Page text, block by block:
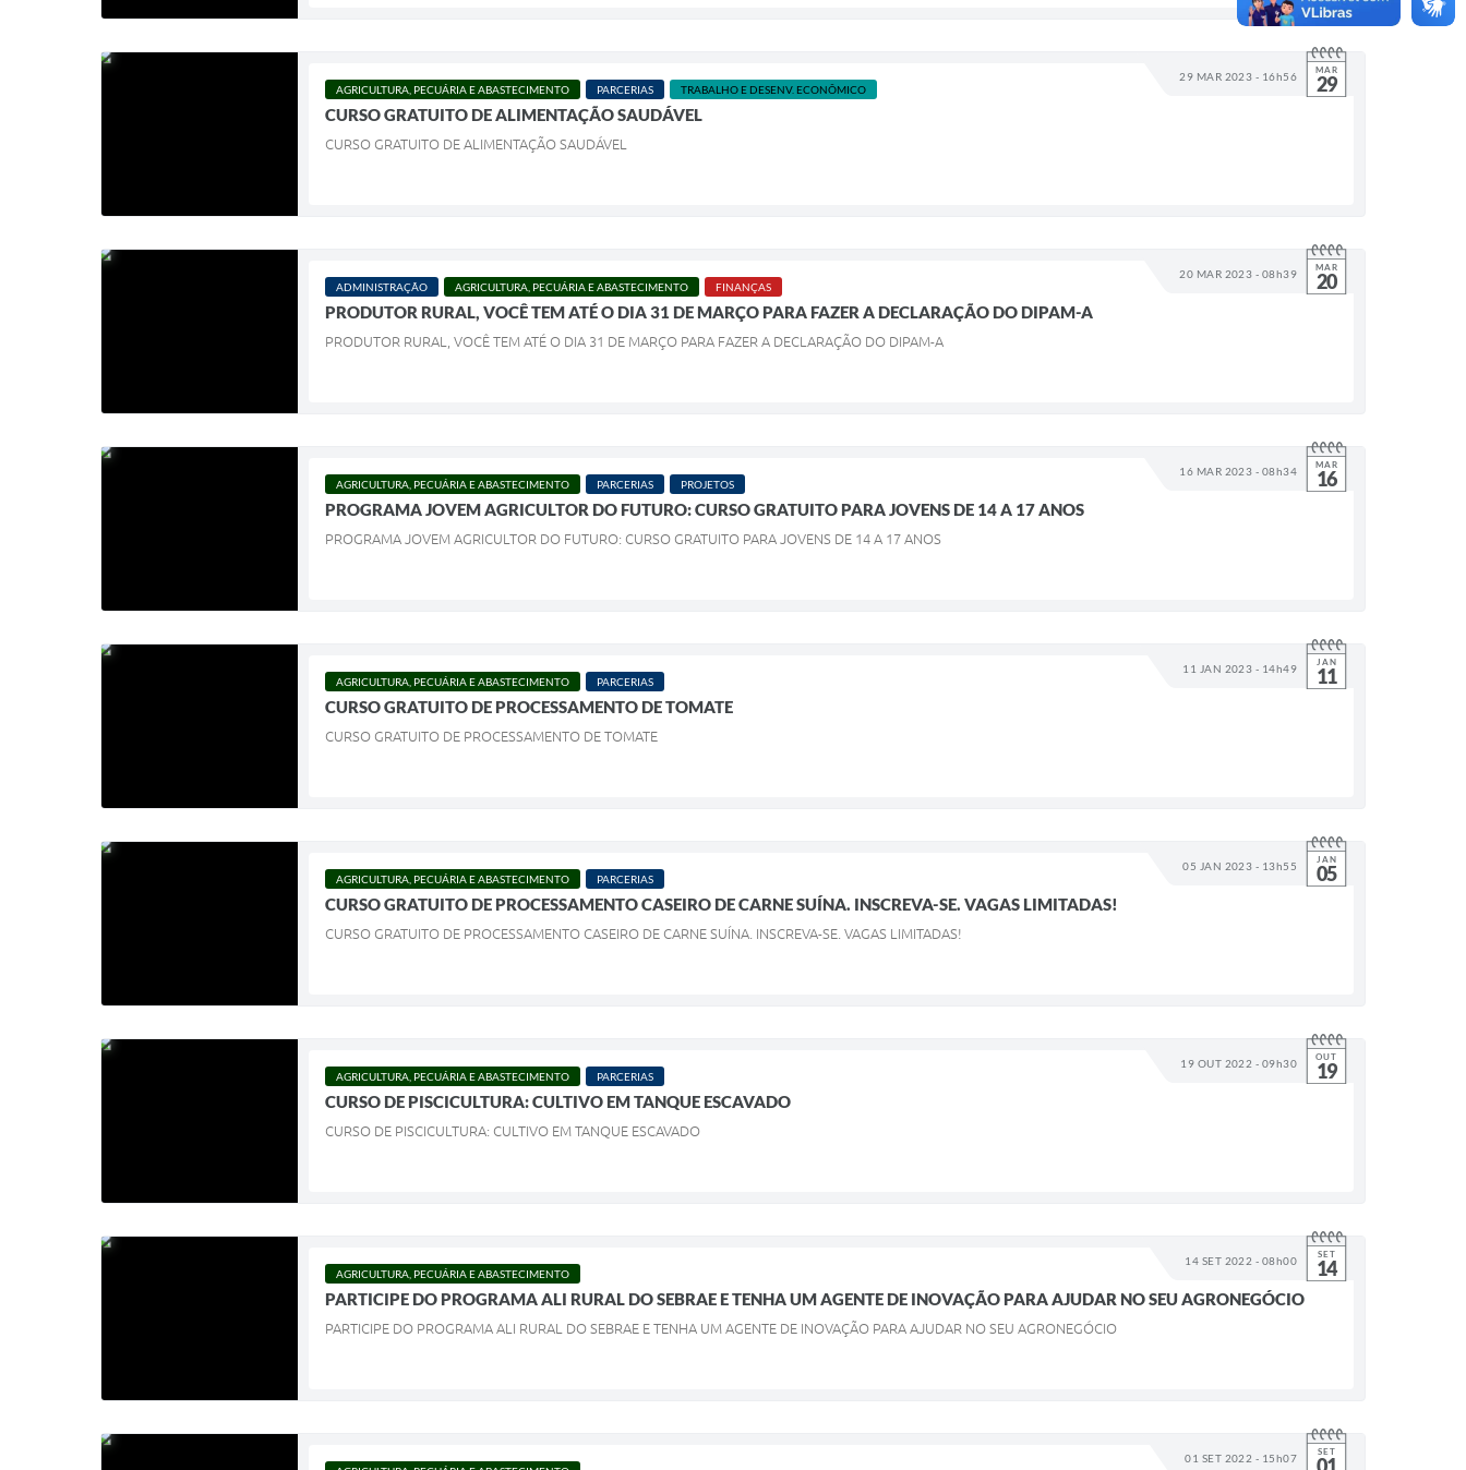
29 MAR 2023 - 16h56 MAR
29
AGRICULTURA, PECUÁRIA E ABASTECIMENTO PARCERIAS TRABALHO E DESENV. ECONÔMICO
CURSO GRATUITO DE ALIMENTAÇÃO SAUDÁVEL
CURSO GRATUITO DE ALIMENTAÇÃO SAUDÁVEL
20 MAR 2023 - 08h39 MAR
20
ADMINISTRAÇÃO AGRICULTURA, PECUÁRIA E ABASTECIMENTO FINANÇAS
PRODUTOR RURAL, VOCÊ TEM ATÉ O DIA 31 DE MARÇO PARA FAZER A DECLARAÇÃO DO DIPAM-A
PRODUTOR RURAL, VOCÊ TEM ATÉ O DIA 31 DE MARÇO PARA FAZER A DECLARAÇÃO DO DIPAM-A
16 MAR 2023 - 08h34 MAR
16
AGRICULTURA, PECUÁRIA E ABASTECIMENTO PARCERIAS PROJETOS
PROGRAMA JOVEM AGRICULTOR DO FUTURO: CURSO GRATUITO PARA JOVENS DE 14 A 17 ANOS
PROGRAMA JOVEM AGRICULTOR DO FUTURO: CURSO GRATUITO PARA JOVENS DE 14 A 17 ANOS
11 JAN 2023 - 14h49 JAN
11
AGRICULTURA, PECUÁRIA E ABASTECIMENTO PARCERIAS
CURSO GRATUITO DE PROCESSAMENTO DE TOMATE
CURSO GRATUITO DE PROCESSAMENTO DE TOMATE
05 JAN 2023 - 13h55 JAN
05
AGRICULTURA, PECUÁRIA E ABASTECIMENTO PARCERIAS
CURSO GRATUITO DE PROCESSAMENTO CASEIRO DE CARNE SUÍNA. INSCREVA-SE. VAGAS LIMITADAS!
CURSO GRATUITO DE PROCESSAMENTO CASEIRO DE CARNE SUÍNA. INSCREVA-SE. VAGAS LIMITADAS!
19 OUT 2022 - 09h30 OUT
19
AGRICULTURA, PECUÁRIA E ABASTECIMENTO PARCERIAS
CURSO DE PISCICULTURA: CULTIVO EM TANQUE ESCAVADO
CURSO DE PISCICULTURA: CULTIVO EM TANQUE ESCAVADO
14 SET 2022 - 08h00 SET
14
AGRICULTURA, PECUÁRIA E ABASTECIMENTO
PARTICIPE DO PROGRAMA ALI RURAL DO SEBRAE E TENHA UM AGENTE DE INOVAÇÃO PARA AJUDAR NO SEU AGRONEGÓCIO
PARTICIPE DO PROGRAMA ALI RURAL DO SEBRAE E TENHA UM AGENTE DE INOVAÇÃO PARA AJUDAR NO SEU AGRONEGÓCIO
01 SET 2022 - 15h07 SET